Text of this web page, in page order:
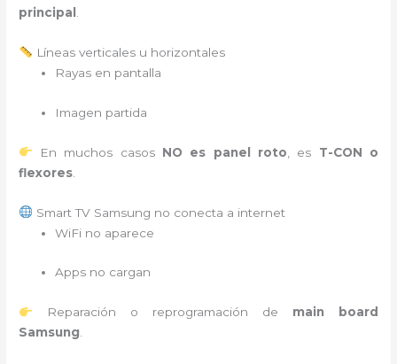
principal
Líneas verticales u horizontales
Rayas en pantalla
Imagen partida
En muchos casos NO es panel roto , es T-CON o
flexores
Smart TV Samsung no conecta a internet
WiFi no aparece
Apps no cargan
Reparación o reprogramación de main board
Samsung.